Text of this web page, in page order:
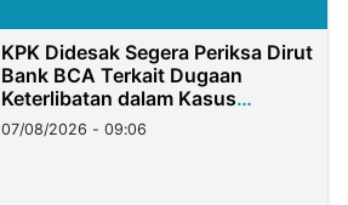
KPK Didesak Segera Periksa Dirut
Bank BCA Terkait Dugaan
Keterlibatan dalam Kasus
Hilangnya Dana Nasabah Rp2,58
Miliar
07/08/2026 - 09:06